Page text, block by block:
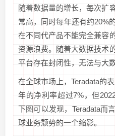
随着数据量的增长，每次扩
常高，同时每年还有约20%
在不同代产品不能完全兼容
资源浪费。随着大数据技术
平台存在封闭性，无法与大
在全球市场上，Teradata的
年的净利率超过7%，但
下图可以发现，Teradata而
球业务颓势的一个缩影。